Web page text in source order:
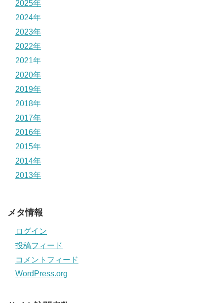
2025年
2024年
2023年
2022年
2021年
2020年
2019年
2018年
2017年
2016年
2015年
2014年
2013年
メタ情報
ログイン
投稿フィード
コメントフィード
WordPress.org